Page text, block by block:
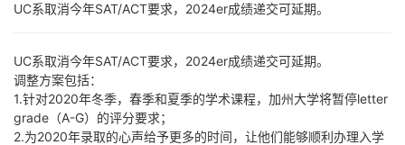
UC系取消今年SAT/ACT要求，2024er成绩递交可延期。
UC系取消今年SAT/ACT要求，2024er成绩递交可延期。
调整方案包括：
1.针对2020年冬季，春季和夏季的学术课程，加州大学将暂停letter
grade（A-G）的评分要求；
2.为2020年录取的心声给予更多的时间，让他们能够顺利办理入学